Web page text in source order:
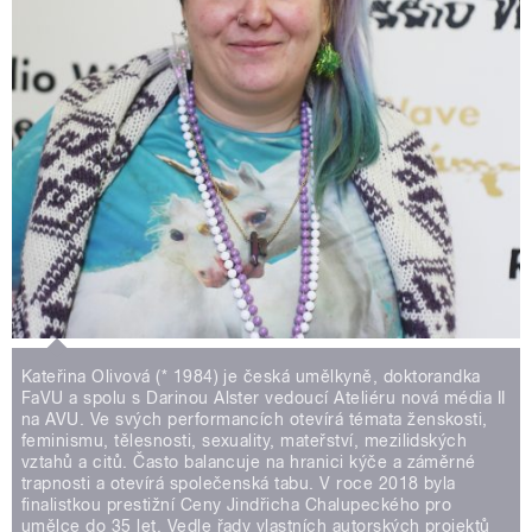
Kateřina Olivová (* 1984) je česká umělkyně, doktorandka
FaVU a spolu s Darinou Alster vedoucí Ateliéru nová média II
na AVU. Ve svých performancích otevírá témata ženskosti,
feminismu, tělesnosti, sexuality, mateřství, mezilidských
vztahů a citů. Často balancuje na hranici kýče a záměrné
trapnosti a otevírá společenská tabu. V roce 2018 byla
finalistkou prestižní Ceny Jindřicha Chalupeckého pro
umělce do 35 let. Vedle řady vlastních autorských projektů